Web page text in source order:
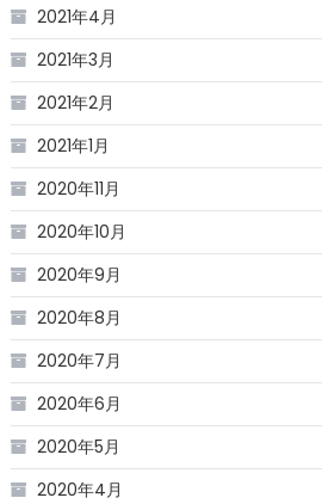
2021年4月
2021年3月
2021年2月
2021年1月
2020年11月
2020年10月
2020年9月
2020年8月
2020年7月
2020年6月
2020年5月
2020年4月